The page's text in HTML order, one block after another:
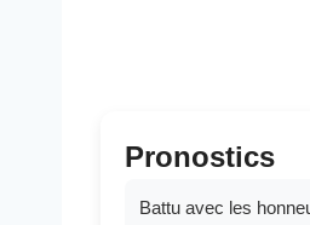
Pronostics
Battu avec les